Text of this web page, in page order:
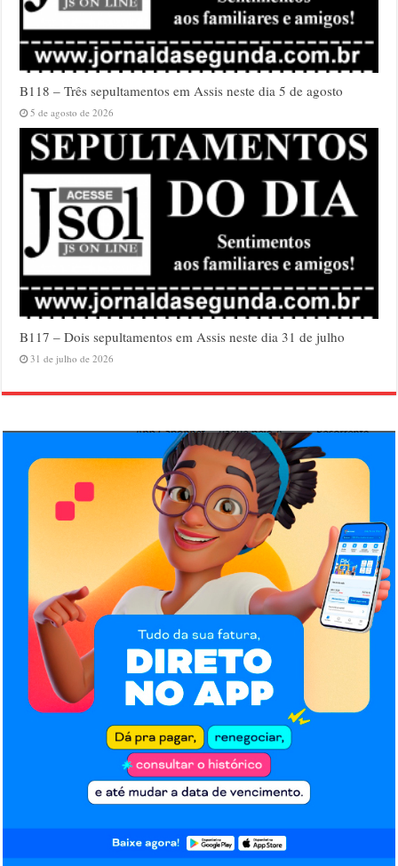
B118 – Três sepultamentos em Assis neste dia 5 de agosto
5 de agosto de 2026
B117 – Dois sepultamentos em Assis neste dia 31 de julho
31 de julho de 2026